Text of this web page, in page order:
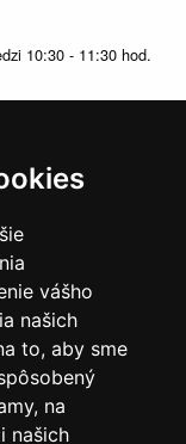
vášho
našich
to, aby sme
na
našich
10:30 - 11:30 hod.
hod.